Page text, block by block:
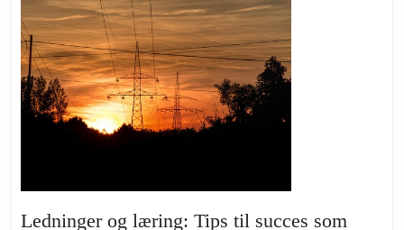
Ledninger og læring: Tips til succes som